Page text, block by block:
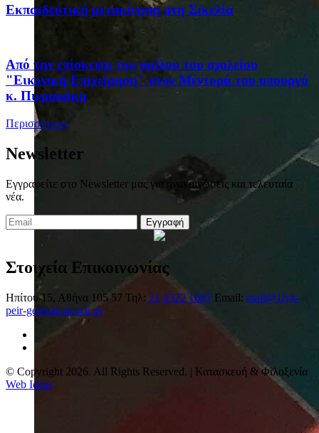
Eκπαιδευτική μετακίνηση στη Σικελία
Από την επίσκεψη του ομίλου του σχολείου
"Εικονική Επιχείρηση" στον Μέντορά του υπουργό
κ. Πιερακάκη
Περισσότερα
Newsletter
Εγγραφείτε στο Newsletter μας για ανακοινώσεις και τελευταία
νέα.
Εγγραφή
Στοιχεία Επικοινωνίας
Ηπίτου 15, Αθήνα 105 57 Τηλ: 21 0322 1687 Email: mail@1lyk-
peir-gennad.att.sch.gr
© Copyright 2026. All Rights Reserved. | Κατασκευή & Φιλοξενία
Web Ideas